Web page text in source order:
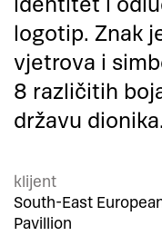
logotip. Znak
vjetrova i
8 različitih
državu dionika.
klijent
South-East
Pavillion